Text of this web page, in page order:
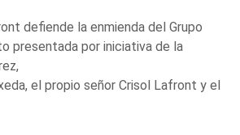
defiende la enmienda del Grupo
presentada por iniciativa de la
el propio señor Crisol Lafront y el